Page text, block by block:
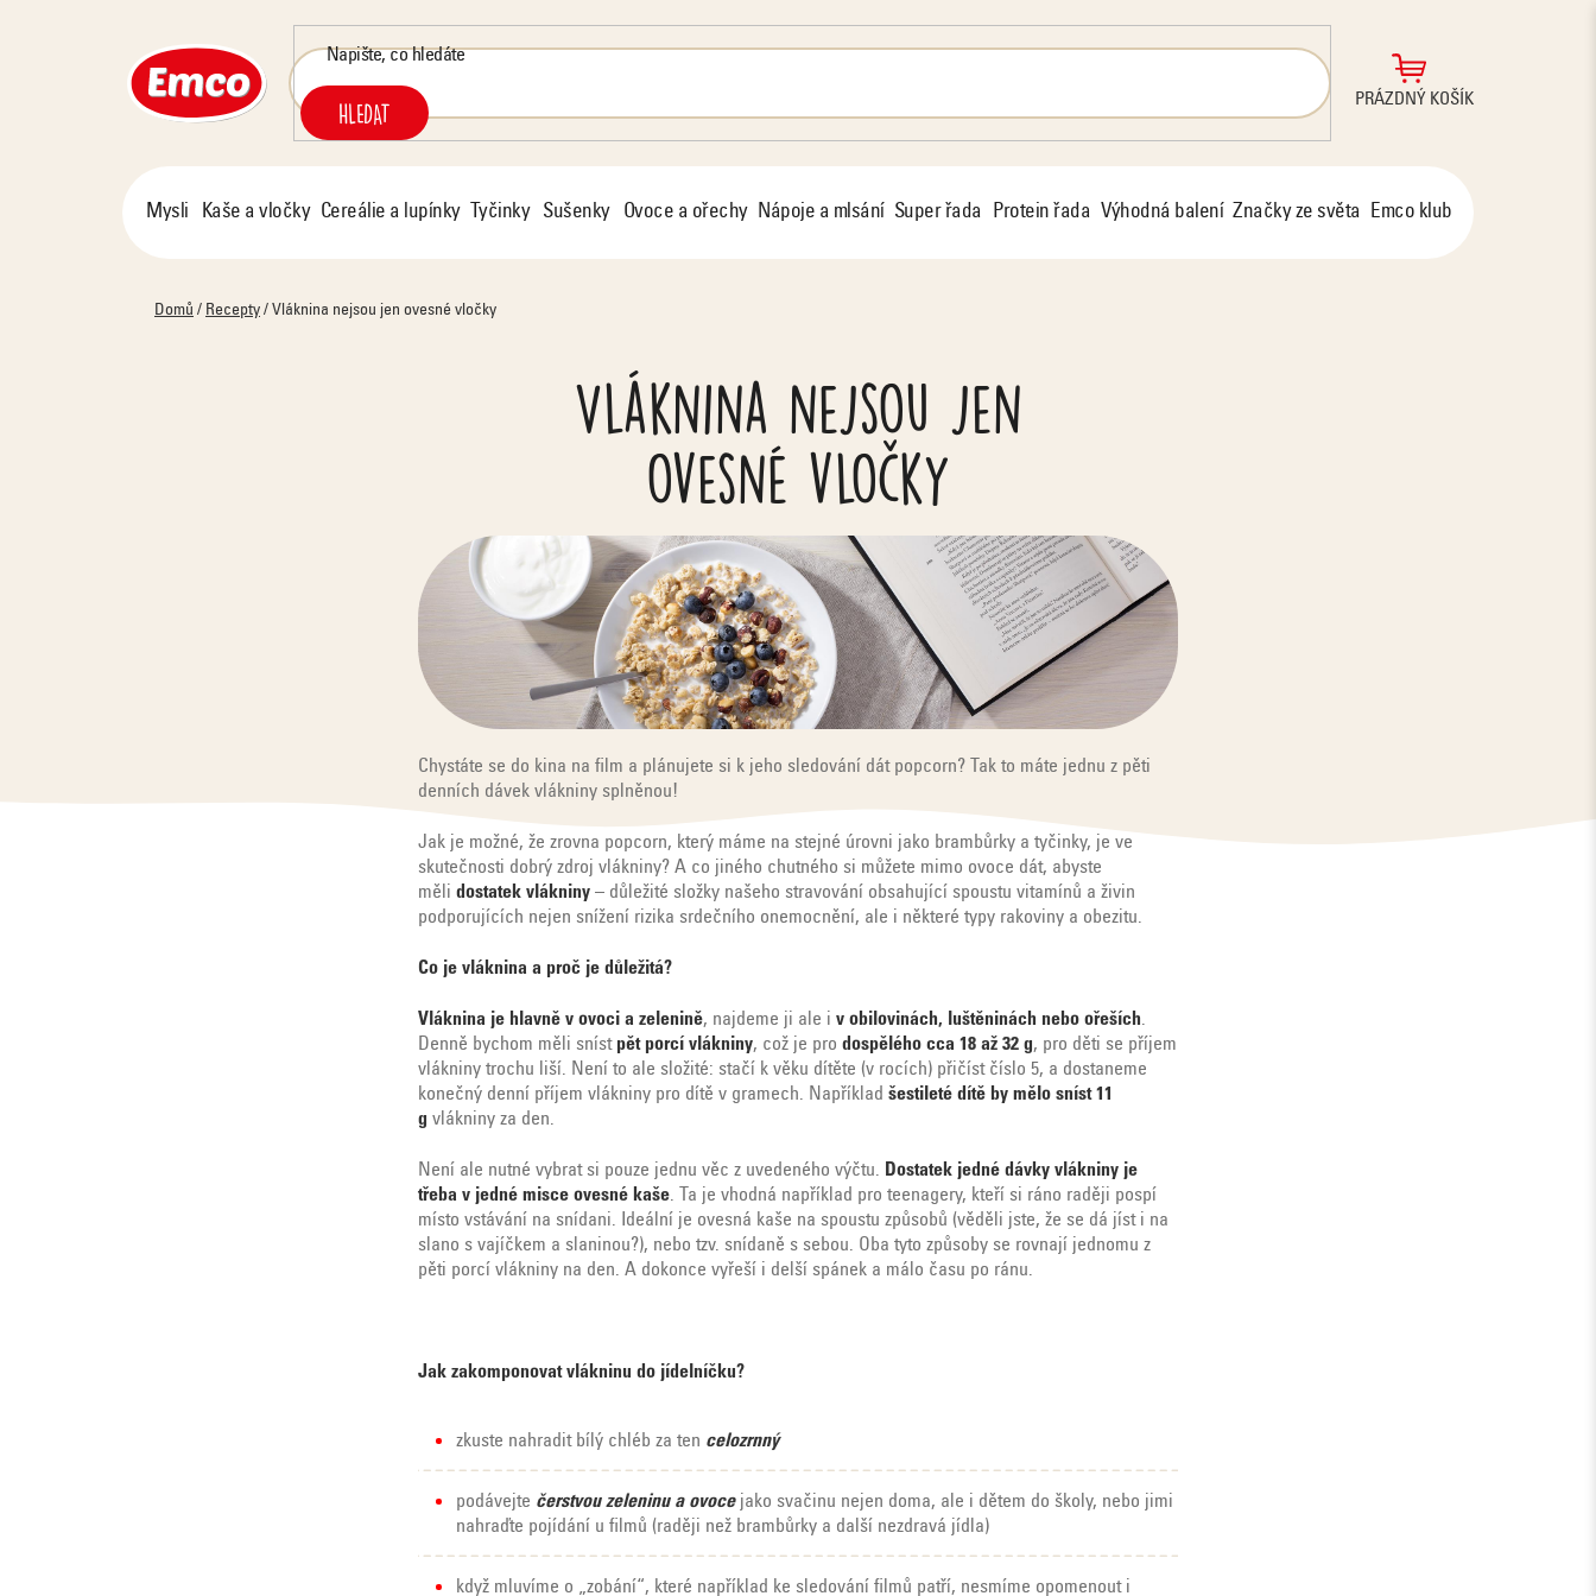
HLEDAT
NÁKUPNÍ
PRÁZDNÝ KOŠÍK
Mysli Kaše a vločky Cereálie a lupínky Tyčinky Sušenky Ovoce a ořechy Nápoje a mlsání Super řada Protein řada Výhodná balení Značky ze světa Emco klub
Domů / Recepty / Vláknina nejsou jen ovesné vločky
Vláknina nejsou jen
ovesné vločky
Chystáte se do kina na film a plánujete si k jeho sledování dát popcorn? Tak to máte jednu z pěti
denních dávek vlákniny splněnou!
Jak je možné, že zrovna popcorn, který máme na stejné úrovni jako brambůrky a tyčinky, je ve
skutečnosti dobrý zdroj vlákniny? A co jiného chutného si můžete mimo ovoce dát, abyste
měli dostatek vlákniny – důležité složky našeho stravování obsahující spoustu vitamínů a živin
podporujících nejen snížení rizika srdečního onemocnění, ale i některé typy rakoviny a obezitu.
Co je vláknina a proč je důležitá?
Vláknina je hlavně v ovoci a zelenině, najdeme ji ale i v obilovinách, luštěninách nebo ořeších.
Denně bychom měli sníst pět porcí vlákniny, což je pro dospělého cca 18 až 32 g, pro děti se příjem
vlákniny trochu liší. Není to ale složité: stačí k věku dítěte (v rocích) přičíst číslo 5, a dostaneme
konečný denní příjem vlákniny pro dítě v gramech. Například šestileté dítě by mělo sníst 11
g vlákniny za den.
Není ale nutné vybrat si pouze jednu věc z uvedeného výčtu. Dostatek jedné dávky vlákniny je
třeba v jedné misce ovesné kaše. Ta je vhodná například pro teenagery, kteří si ráno raději pospí
místo vstávání na snídani. Ideální je ovesná kaše na spoustu způsobů (věděli jste, že se dá jíst i na
slano s vajíčkem a slaninou?), nebo tzv. snídaně s sebou. Oba tyto způsoby se rovnají jednomu z
pěti porcí vlákniny na den. A dokonce vyřeší i delší spánek a málo času po ránu.
Jak zakomponovat vlákninu do jídelníčku?
zkuste nahradit bílý chléb za ten celozrnný
podávejte čerstvou zeleninu a ovoce jako svačinu nejen doma, ale i dětem do školy, nebo jimi
nahraďte pojídání u filmů (raději než brambůrky a další nezdravá jídla)
když mluvíme o „zobání“, které například ke sledování filmů patří, nesmíme opomenout i